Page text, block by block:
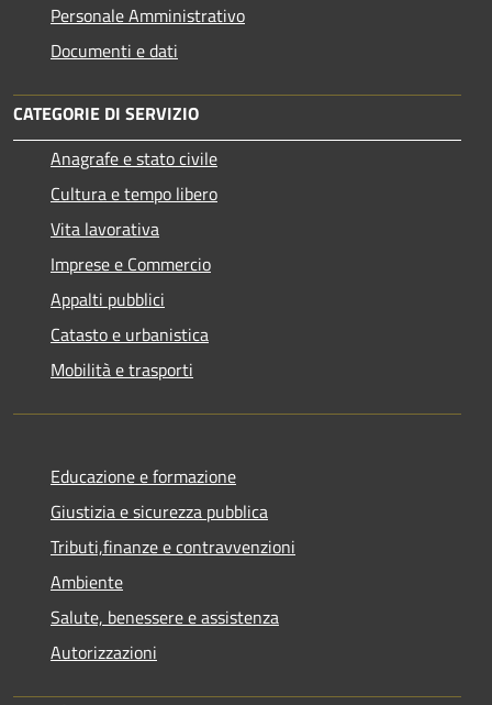
Personale Amministrativo
Documenti e dati
CATEGORIE DI SERVIZIO
Anagrafe e stato civile
Cultura e tempo libero
Vita lavorativa
Imprese e Commercio
Appalti pubblici
Catasto e urbanistica
Mobilità e trasporti
Educazione e formazione
Giustizia e sicurezza pubblica
Tributi,finanze e contravvenzioni
Ambiente
Salute, benessere e assistenza
Autorizzazioni